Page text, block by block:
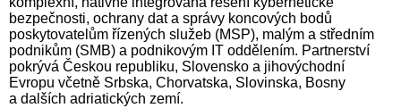
bezpečnosti, ochrany dat a správy koncových bodů
poskytovatelům řízených služeb (MSP), malým a středním
podnikům (SMB) a podnikovým IT oddělením. Partnerství
pokrývá Českou republiku, Slovensko a jihovýchodní
Evropu včetně Srbska, Chorvatska, Slovinska, Bosny
a dalších adriatických zemí.